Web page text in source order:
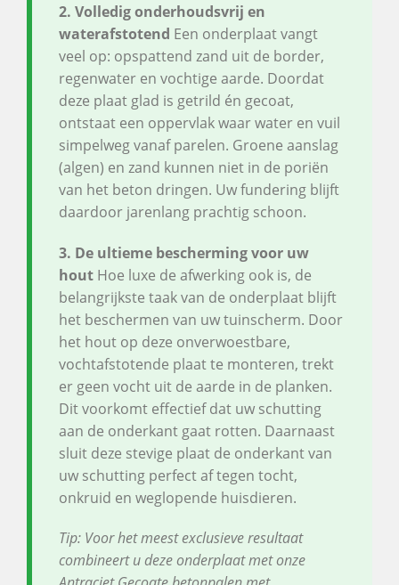
2. Volledig onderhoudsvrij en
waterafstotend Een onderplaat vangt
veel op: opspattend zand uit de border,
regenwater en vochtige aarde. Doordat
deze plaat glad is getrild én gecoat,
ontstaat een oppervlak waar water en vuil
simpelweg vanaf parelen. Groene aanslag
(algen) en zand kunnen niet in de poriën
van het beton dringen. Uw fundering blijft
daardoor jarenlang prachtig schoon.
3. De ultieme bescherming voor uw
hout Hoe luxe de afwerking ook is, de
belangrijkste taak van de onderplaat blijft
het beschermen van uw tuinscherm. Door
het hout op deze onverwoestbare,
vochtafstotende plaat te monteren, trekt
er geen vocht uit de aarde in de planken.
Dit voorkomt effectief dat uw schutting
aan de onderkant gaat rotten. Daarnaast
sluit deze stevige plaat de onderkant van
uw schutting perfect af tegen tocht,
onkruid en weglopende huisdieren.
Tip: Voor het meest exclusieve resultaat
combineert u deze onderplaat met onze